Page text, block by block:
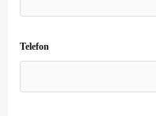
Telefon